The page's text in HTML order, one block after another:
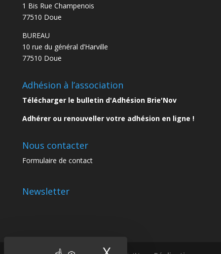
1 Bis Rue Champenois
77510 Doue
BUREAU
10 rue du général d’Harville
77510 Doue
Adhésion à l’association
Télécharger le bulletin d'Adhésion Brie'Nov
Adhérer ou renouveller votre adhésion en ligne !
Nous contacter
Formulaire de contact
Newsletter